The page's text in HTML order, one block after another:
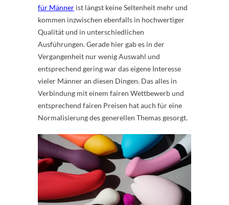
für Männer ist längst keine Seltenheit mehr und
kommen inzwischen ebenfalls in hochwertiger
Qualität und in unterschiedlichen
Ausführungen. Gerade hier gab es in der
Vergangenheit nur wenig Auswahl und
entsprechend gering war das eigene Interesse
vieler Männer an diesen Dingen. Das alles in
Verbindung mit einem fairen Wettbewerb und
entsprechend fairen Preisen hat auch für eine
Normalisierung des generellen Themas gesorgt.